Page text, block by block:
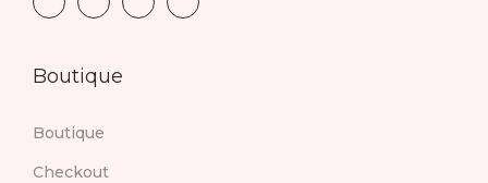
Boutique
Boutique
Checkout